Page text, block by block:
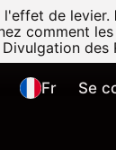
de levier.
comment
des
Fr Se